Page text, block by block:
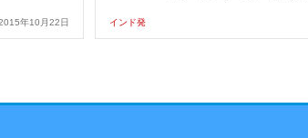
年10月22日 インド発